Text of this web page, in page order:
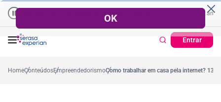
Empresas | Recuperação de Crédito Percentual médio no ano
Entrar
ano Cartão de Crédito | Cadastro
HomeConteúdosEmpreendedorismoComo trabalhar em casa pela internet? 13